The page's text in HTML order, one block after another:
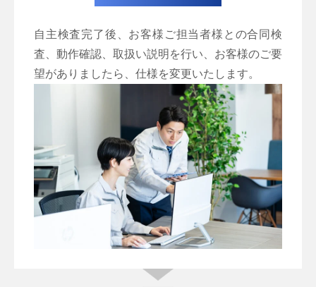
自主検査完了後、お客様ご担当者様との合同検
査、動作確認、取扱い説明を行い、お客様のご要
望がありましたら、仕様を変更いたします。